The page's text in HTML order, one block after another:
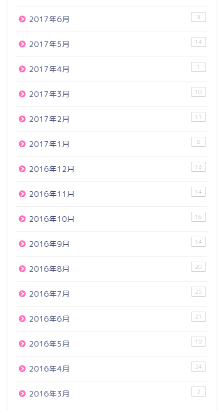
2017年6月 9
2017年5月 14
2017年4月 1
2017年3月 10
2017年2月 11
2017年1月 8
2016年12月 13
2016年11月 14
2016年10月 16
2016年9月 14
2016年8月 20
2016年7月 25
2016年6月 21
2016年5月 19
2016年4月 24
2016年3月 2